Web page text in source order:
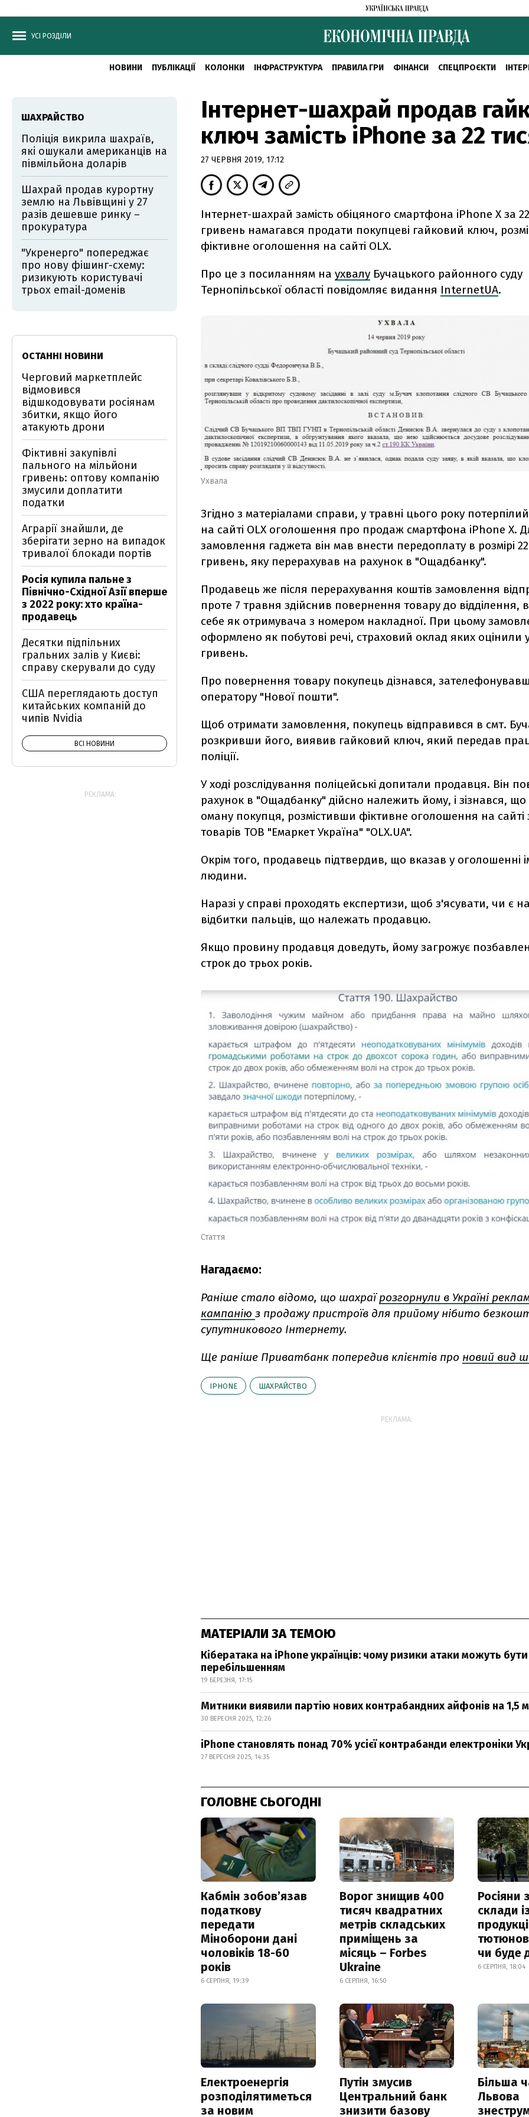
УСІ РОЗДІЛИ
НОВИНИ ПУБЛІКАЦІЇ КОЛОНКИ ІНФРАСТРУКТУРА ПРАВИЛА ГРИ ФІНАНСИ СПЕЦПРОЄКТИ
Інтернет-шахрай продав
ключ замість iPhone за 22
27 ЧЕРВНЯ 2019, 17:12
Інтернет-шахрай замість обіцяного смартфона iPhone Х за 22
гривень намагався продати покупцеві гайковий ключ,
фіктивне оголошення на сайті OLX.
Про це з посиланням на ухвалу Бучацького районного суду
Тернопільської області повідомляє видання InternetUA.
Ухвала
Згідно з матеріалами справи, у травні цього року
на сайті OLX оголошення про продаж смартфона iPhone Х.
замовлення гаджета він мав внести передоплату в розмірі 22
гривень, яку перерахував на рахунок в "Ощадбанку".
Продавець же після перерахування коштів замовлення
проте 7 травня здійснив повернення товару до відділення,
себе як отримувача з номером накладної. При цьому
оформлено як побутові речі, страховий оклад яких оцінили
гривень.
Про повернення товару покупець дізнався,
оператору "Нової пошти".
Щоб отримати замовлення, покупець відправився в смт.
розкривши його, виявив гайковий ключ, який передав
поліції.
У ході розслідування поліцейські допитали продавця. Він
рахунок в "Ощадбанку" дійсно належить йому, і зізнався, що
оману покупця, розмістивши фіктивне оголошення на
товарів ТОВ "Емаркет Україна" "OLX.UA".
Окрім того, продавець підтвердив, що вказав у оголошенні
людини.
Наразі у справі проходять експертизи, щоб з'ясувати, чи є
відбитки пальців, що належать продавцю.
Якщо провину продавця доведуть, йому загрожує
строк до трьох років.
Стаття
Нагадаємо:
Раніше стало відомо, що шахраїрозгорнули в Україні
кампанію з продажу пристроїв для прийому нібито
супутникового Інтернету.
Ще раніше Приватбанк попередив клієнтів про новий вид
IPHONE ШАХРАЙСТВО
РЕКЛАМА:
МАТЕРІАЛИ ЗА ТЕМОЮ
Кібератака на iPhone українців: чому ризики атаки можуть бути
перебільшенням
19 БЕРЕЗНЯ, 17:15
Митники виявили партію нових контрабандних айфонів на 1,5
30 ВЕРЕСНЯ 2025, 12:26
iPhone становлять понад 70% усієї контрабанди електроніки
27 ВЕРЕСНЯ 2025, 14:35
ГОЛОВНЕ СЬОГОДНІ
Кабмін зобовʼязав
податкову
передати
Міноборони дані
чоловіків 18-60
років
6 СЕРПНЯ, 19:39
Ворог знищив 400
тисяч квадратних
метрів складських
приміщень за
місяць – Forbes
Ukraine
6 СЕРПНЯ, 16:50
Росіяни
склади
чи буде
6 СЕРПНЯ, 18:04
Електроенергія
розподілятиметься
за новим
Путін змусив
Центральний банк
знизити базову
Більша
Львова
ШАХРАЙСТВО
Поліція викрила шахраїв,
які ошукали американців на
півмільйона доларів
Шахрай продав курортну
землю на Львівщині у 27
разів дешевше ринку –
прокуратура
"Укренерго" попереджає
про нову фішинг-схему:
ризикують користувачі
трьох email-доменів
ОСТАННІ НОВИНИ
Черговий маркетплейс
відмовився
відшкодовувати росіянам
збитки, якщо його
атакують дрони
Фіктивні закупівлі
пального на мільйони
гривень: оптову компанію
змусили доплатити
податки
Аграрії знайшли, де
зберігати зерно на випадок
тривалої блокади портів
Росія купила пальне з
Північно-Східної Азії вперше
з 2022 року: хто країна-
продавець
Десятки підпільних
гральних залів у Києві:
справу скерували до суду
США переглядають доступ
китайських компаній до
чипів Nvidia
ВСІ НОВИНИ
РЕКЛАМА: